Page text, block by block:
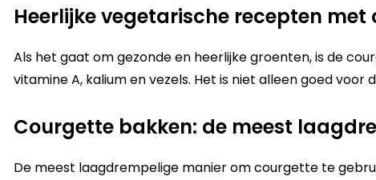
Heerlijke vegetarische recepten
Als het gaat om gezonde en heerlijke groenten, is de
vitamine A, kalium en vezels. Het is niet alleen goed
Courgette bakken: de meest
De meest laagdrempelige manier om courgette te